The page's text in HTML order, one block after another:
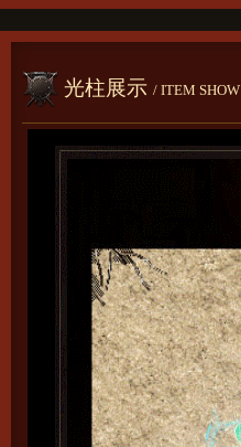
光柱展示 / ITEM SHOW